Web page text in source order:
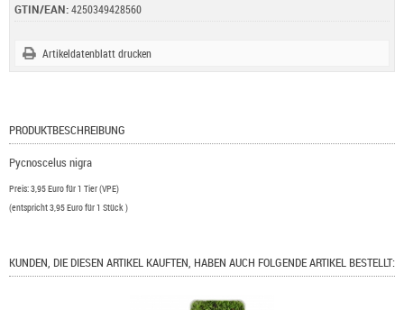
GTIN/EAN:4250349428560
Artikeldatenblatt drucken
PRODUKTBESCHREIBUNG
Pycnoscelus nigra
Preis: 3,95 Euro für 1 Tier (VPE)
(entspricht 3,95 Euro für 1 Stück )
KUNDEN, DIE DIESEN ARTIKEL KAUFTEN, HABEN AUCH FOLGENDE ARTIKEL BESTELLT: